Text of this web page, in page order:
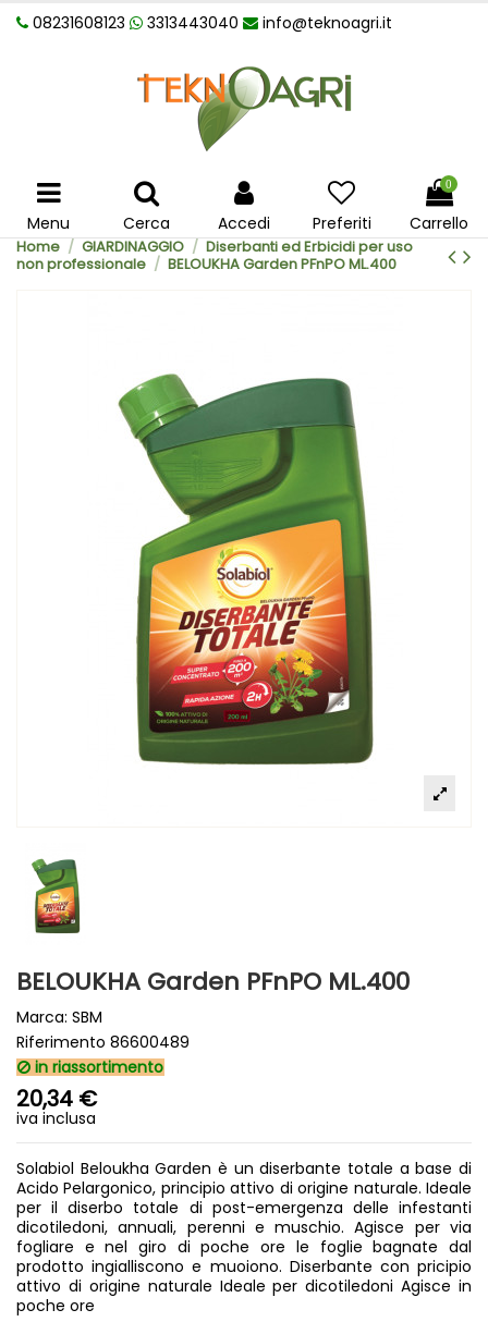
08231608123 3313443040 info@teknoagri.it
Menu Cerca Accedi Preferiti
0
Carrello
Home GIARDINAGGIO
Diserbanti ed Erbicidi per uso
non professionale
BELOUKHA Garden PFnPO ML.400
BELOUKHA Garden PFnPO ML.400
Marca: SBM
Riferimento 86600489
in riassortimento
20,34 €
iva inclusa
Solabiol Beloukha Garden è un diserbante totale a base di
Acido Pelargonico, principio attivo di origine naturale. Ideale
per il diserbo totale di post-emergenza delle infestanti
dicotiledoni, annuali, perenni e muschio. Agisce per via
fogliare e nel giro di poche ore le foglie bagnate dal
prodotto ingialliscono e muoiono. Diserbante con pricipio
attivo di origine naturale Ideale per dicotiledoni Agisce in
poche ore